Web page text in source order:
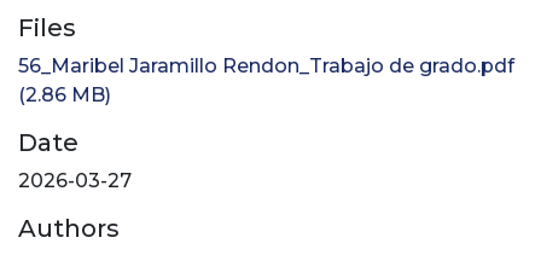
Files
56_Maribel Jaramillo Rendon_Trabajo de grado.pdf
(2.86 MB)
Date
2026-03-27
Authors